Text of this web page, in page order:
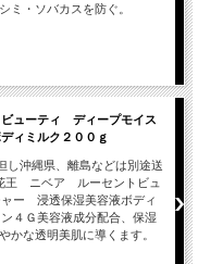
ミ・ソバカスを防ぐ。
ューティ ディープモイス
ィミルク２００ｇ
沖縄県、離島などは別途送
ニベア ルーセントビュ
ー 浸透保湿美容液ボディ
４Ｇ美容液成分配合、保湿
かな透明美肌に導くます。